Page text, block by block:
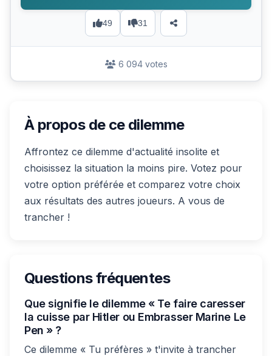
49 31
6 094 votes
À propos de ce dilemme
Affrontez ce dilemme d'actualité insolite et
choisissez la situation la moins pire. Votez pour
votre option préférée et comparez votre choix
aux résultats des autres joueurs. A vous de
trancher !
Questions fréquentes
Que signifie le dilemme « Te faire caresser
la cuisse par Hitler ou Embrasser Marine Le
Pen » ?
Ce dilemme « Tu préfères » t'invite à trancher